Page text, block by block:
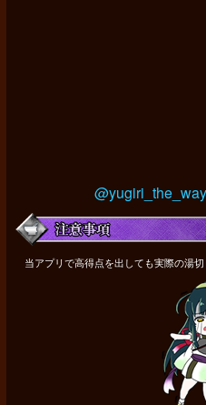
当アプリで高得点を出しても実際の湯